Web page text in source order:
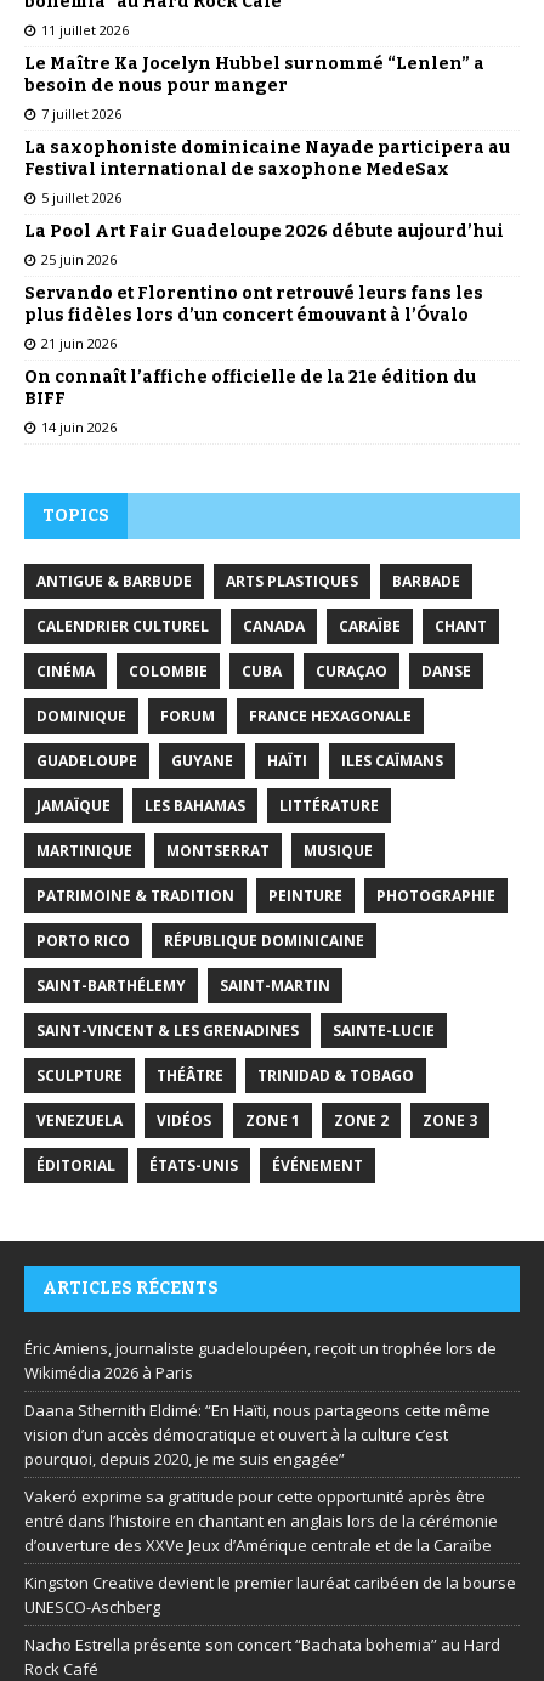
11 juillet 2026
Le Maître Ka Jocelyn Hubbel surnommé “Lenlen” a
besoin de nous pour manger
7 juillet 2026
La saxophoniste dominicaine Nayade participera au
Festival international de saxophone MedeSax
5 juillet 2026
La Pool Art Fair Guadeloupe 2026 débute aujourd’hui
25 juin 2026
Servando et Florentino ont retrouvé leurs fans les
plus fidèles lors d’un concert émouvant à l’Óvalo
21 juin 2026
On connaît l’affiche officielle de la 21e édition du
BIFF
14 juin 2026
TOPICS
ANTIGUE & BARBUDE ARTS PLASTIQUES BARBADE
CALENDRIER CULTUREL CANADA CARAÏBE CHANT
CINÉMA COLOMBIE CUBA CURAÇAO DANSE
DOMINIQUE FORUM FRANCE HEXAGONALE
GUADELOUPE GUYANE HAÏTI ILES CAÏMANS
JAMAÏQUE LES BAHAMAS LITTÉRATURE
MARTINIQUE MONTSERRAT MUSIQUE
PATRIMOINE & TRADITION PEINTURE PHOTOGRAPHIE
PORTO RICO RÉPUBLIQUE DOMINICAINE
SAINT-BARTHÉLEMY SAINT-MARTIN
SAINT-VINCENT & LES GRENADINES SAINTE-LUCIE
SCULPTURE THÉÂTRE TRINIDAD & TOBAGO
VENEZUELA VIDÉOS ZONE 1 ZONE 2 ZONE 3
ÉDITORIAL ÉTATS-UNIS ÉVÉNEMENT
ARTICLES RÉCENTS
Éric Amiens, journaliste guadeloupéen, reçoit un trophée lors de
Wikimédia 2026 à Paris
Daana Sthernith Eldimé: “En Haïti, nous partageons cette même
vision d’un accès démocratique et ouvert à la culture c’est
pourquoi, depuis 2020, je me suis engagée”
Vakeró exprime sa gratitude pour cette opportunité après être
entré dans l’histoire en chantant en anglais lors de la cérémonie
d’ouverture des XXVe Jeux d’Amérique centrale et de la Caraïbe
Kingston Creative devient le premier lauréat caribéen de la bourse
UNESCO-Aschberg
Nacho Estrella présente son concert “Bachata bohemia” au Hard
Rock Café